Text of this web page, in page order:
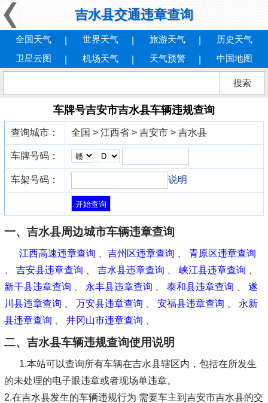
吉水县交通违章查询
全国天气 世界天气 旅游天气
历史天气
卫星云图
机场天气 天气预警 中国地图
车牌号吉安市吉水县车辆违规查询
查询城市： 全国 > 江西省 > 吉安市 > 吉水县
车牌号码：
车架号码： 说明
一、吉水县周边城市车辆违章查询
江西高速违章查询 吉州区违章查询
青原区违章查询
吉安县违章查询 吉水县违章查询 峡江县违章查询
新干县违章查询
永丰县违章查询 泰和县违章查询
遂
川县违章查询
万安县违章查询 安福县违章查询
永新
县违章查询
井冈山市违章查询
二、吉水县车辆违规查询使用说明
1.本站可以查询所有车辆在吉水县辖区内，包括在所发生
的未处理的电子眼违章或者现场单违章。
2.在吉水县发生的车辆违规行为 需要车主到吉安市吉水县的交